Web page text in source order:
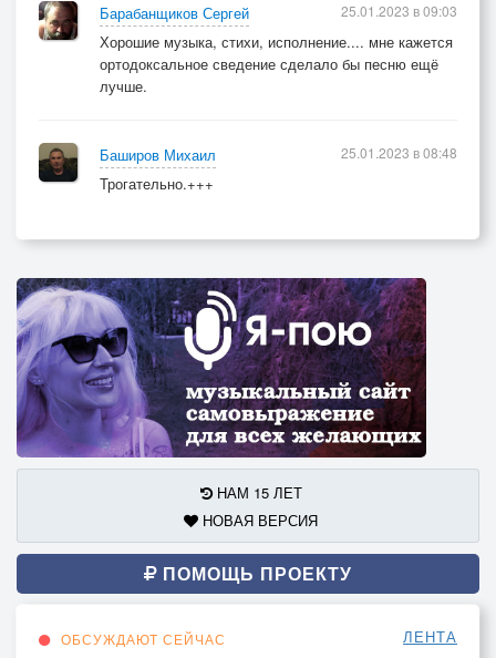
Барабанщиков Сергей
Хорошие музыка, стихи, исполнение.... мне кажется
ортодоксальное сведение сделало бы песню ещё
лучше.
25.01.2023 в 09:03
Баширов Михаил
Трогательно.+++
25.01.2023 в 08:48
НАМ 15 ЛЕТ
НОВАЯ ВЕРСИЯ
ПОМОЩЬ ПРОЕКТУ
ОБСУЖДАЮТ СЕЙЧАС ЛЕНТА